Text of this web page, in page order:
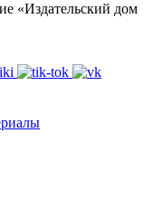
«Издательский дом